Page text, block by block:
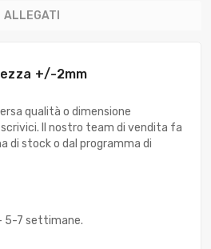
ALLEGATI
+/-2mm
qualità o dimensione
Il nostro team di vendita fa
di stock o dal programma di
5-7 settimane.